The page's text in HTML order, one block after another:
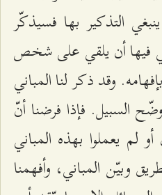
التذكير بها فسيذكّر
فيها أن يلقي على شخص
وقد ذكر لنا المباني
السبيل. فإذا فرضنا أنّ
لم يعملوا بهذه المباني
وبيّن المباني، وأفهمنا